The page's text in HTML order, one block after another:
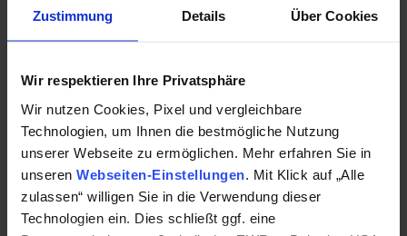
Zustimmung Details Über Cookies
Wir respektieren Ihre Privatsphäre
Wir nutzen Cookies, Pixel und vergleichbare
Technologien, um Ihnen die bestmögliche Nutzung
unserer Webseite zu ermöglichen. Mehr erfahren Sie in
unseren Webseiten-Einstellungen . Mit Klick auf „Alle
zulassen“ willigen Sie in die Verwendung dieser
Technologien ein. Dies schließt ggf. eine
AGB
Datenschutz
Cookies
Impressum
Versandkosten / Lieferzeit
Bestellabwicklung
Häufige Fragen
Reklamation
Datenprüfung